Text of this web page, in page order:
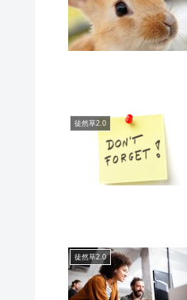
徒然草2.0
徒然草2.0